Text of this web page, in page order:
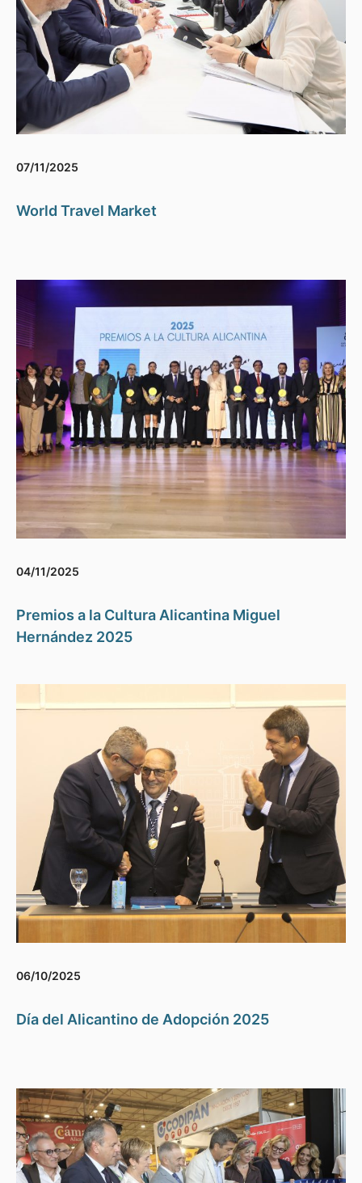
07/11/2025
World Travel Market
04/11/2025
Premios a la Cultura Alicantina Miguel
Hernández 2025
06/10/2025
Día del Alicantino de Adopción 2025